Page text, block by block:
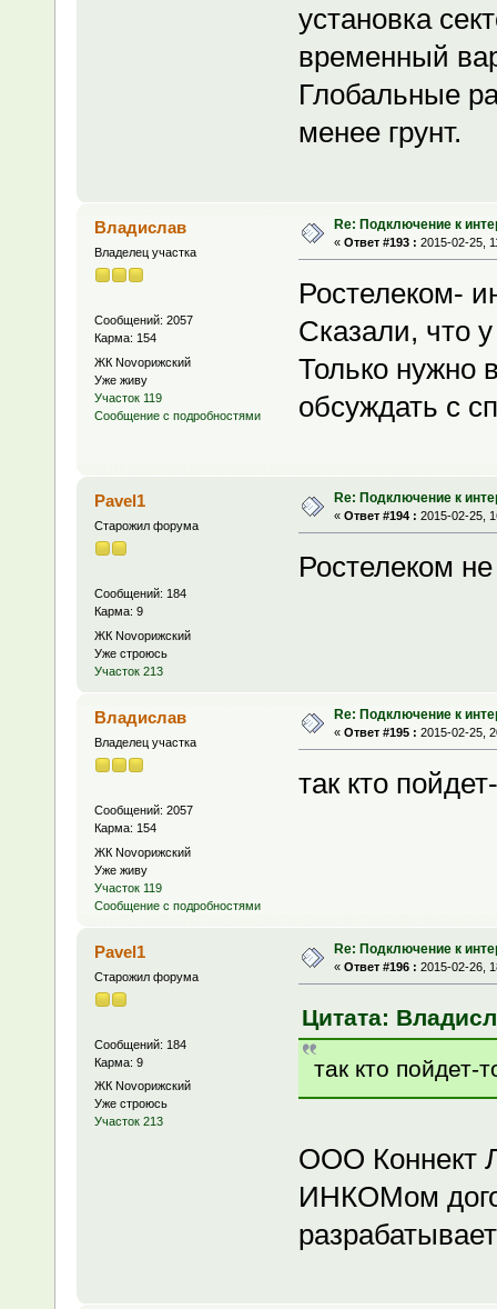
установка
временный
Глобальные
менее грунт.
Владислав
Владелец участка
Сообщений: 2057
Карма: 154
ЖК Novoрижский
Уже живу
Участок 119
Сообщение с подробностями
Re: Подключение к
« Ответ #193 : 2015-02-25,
Ростелеком-
Сказали, что
Только нужно
обсуждать с
Pavel1
Старожил форума
Сообщений: 184
Карма: 9
ЖК Novoрижский
Уже строюсь
Участок 213
Re: Подключение к
« Ответ #194 : 2015-02-25,
Ростелеком
Владислав
Владелец участка
Сообщений: 2057
Карма: 154
ЖК Novoрижский
Уже живу
Участок 119
Сообщение с подробностями
Re: Подключение к
« Ответ #195 : 2015-02-25,
так кто
Pavel1
Старожил форума
Сообщений: 184
Карма: 9
ЖК Novoрижский
Уже строюсь
Участок 213
Re: Подключение к
« Ответ #196 : 2015-02-26,
Цитата:
так кто пойдет-
ООО Коннект
ИНКОМом